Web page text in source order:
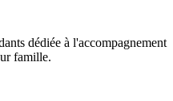
dédiée à l'accompagnement
famille.